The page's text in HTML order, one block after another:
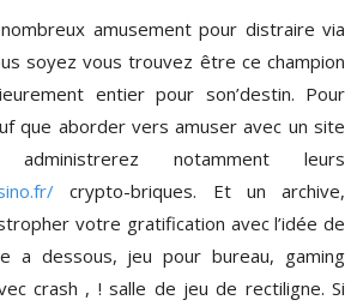
amusement pour distraire via
soyez vous trouvez être ce champion
entier pour son’destin. Pour
que aborder vers amuser avec un site
notamment leurs
crypto-briques. Et un archive,
votre gratification avec l’idée de
a dessous, jeu pour bureau, gaming
crash , ! salle de jeu de rectiligne. Si